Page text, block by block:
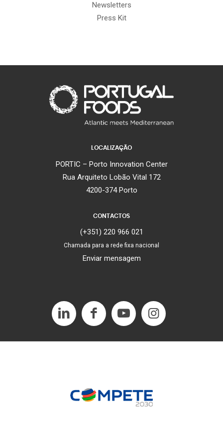
Newsletters
Press Kit
LOCALIZAÇÃO
PORTIC – Porto Innovation Center
Rua Arquiteto Lobão Vital 172
4200-374 Porto
CONTACTOS
(+351) 220 966 021
Chamada para a rede fixa nacional
Enviar mensagem